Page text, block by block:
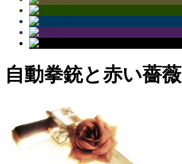
自動拳銃と赤い薔薇